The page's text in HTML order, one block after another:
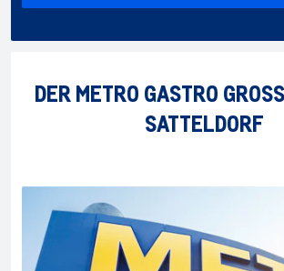
DER METRO GASTRO
SATTELDORF